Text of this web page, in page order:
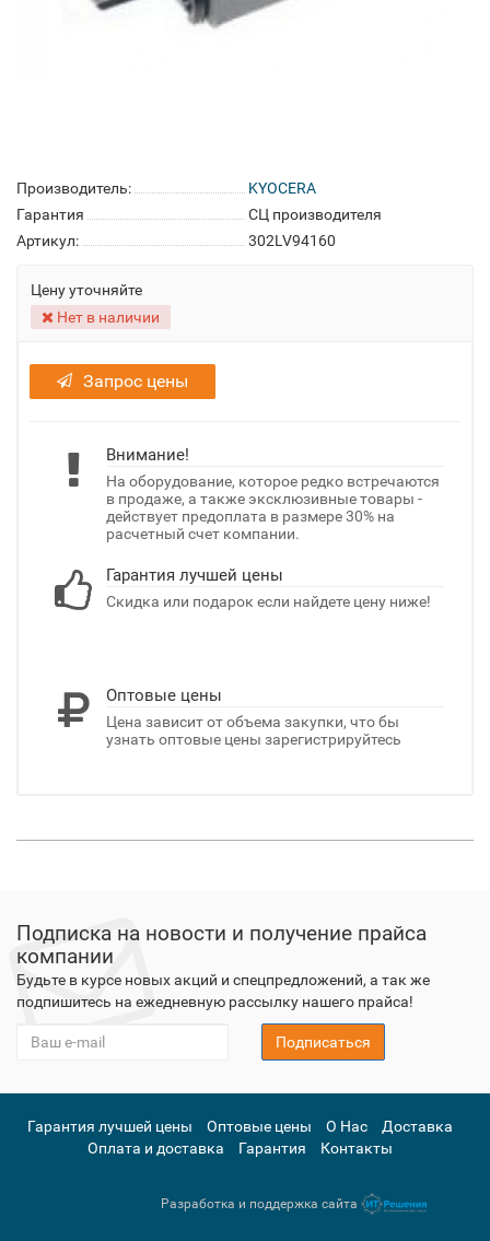
Производитель:
KYOCERA
Гарантия
СЦ производителя
Артикул:
302LV94160
Цену уточняйте
Нет в наличии
Запрос цены
Внимание!
На оборудование, которое редко встречаются
в продаже, а также эксклюзивные товары -
действует предоплата в размере 30% на
расчетный счет компании.
Гарантия лучшей цены
Скидка или подарок если найдете цену ниже!
Оптовые цены
Цена зависит от объема закупки, что бы
узнать оптовые цены зарегистрируйтесь
Подписка на новости и получение прайса
компании
Будьте в курсе новых акций и спецпредложений, а так же
подпишитесь на ежедневную рассылку нашего прайса!
Подписаться
Гарантия лучшей цены Оптовые цены О Нас
Доставка
Оплата и доставка
Гарантия Контакты
Разработка и поддержка сайта